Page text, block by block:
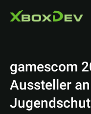
gamescom
Aussteller an